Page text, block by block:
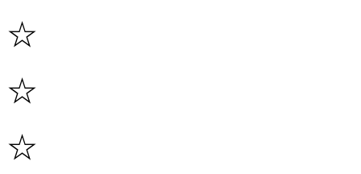
☆
☆
☆